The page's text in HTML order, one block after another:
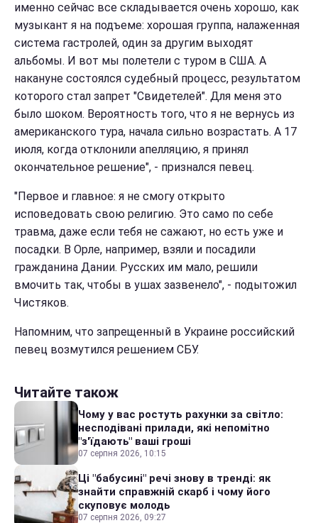
именно сейчас все складывается очень хорошо, как
музыкант я на подъеме: хорошая группа, налаженная
система гастролей, один за другим выходят
альбомы. И вот мы полетели с туром в США. А
накануне состоялся судебный процесс, результатом
которого стал запрет "Свидетелей". Для меня это
было шоком. Вероятность того, что я не вернусь из
американского тура, начала сильно возрастать. А 17
июля, когда отклонили апелляцию, я принял
окончательное решение", - признался певец.
"Первое и главное: я не смогу открыто
исповедовать свою религию. Это само по себе
травма, даже если тебя не сажают, но есть уже и
посадки. В Орле, например, взяли и посадили
гражданина Дании. Русских им мало, решили
вмочить так, чтобы в ушах зазвенело", - подытожил
Чистяков.
Напомним, что запрещенный в Украине российский
певец возмутился решением СБУ.
Читайте також
Чому у вас ростуть рахунки за світло:
несподівані прилади, які непомітно
"з'їдають" ваші гроші
07 серпня 2026, 10:15
Ці "бабусині" речі знову в тренді: як
знайти справжній скарб і чому його
скуповує молодь
07 серпня 2026, 09:27